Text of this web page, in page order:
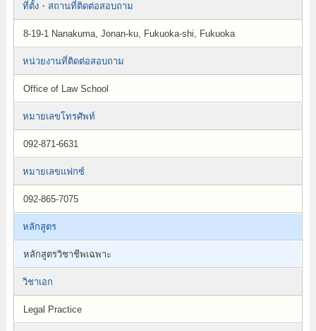
ที่ตั้ง・สถานที่ติดต่อสอบถาม
8-19-1 Nanakuma, Jonan-ku, Fukuoka-shi, Fukuoka
หน่วยงานที่ติดต่อสอบถาม
Office of Law School
หมายเลขโทรศัพท์
092-871-6631
หมายเลขแฟกซ์
092-865-7075
หลักสูตร
หลักสูตรวิชาชีพเฉพาะ
วิชาเอก
Legal Practice